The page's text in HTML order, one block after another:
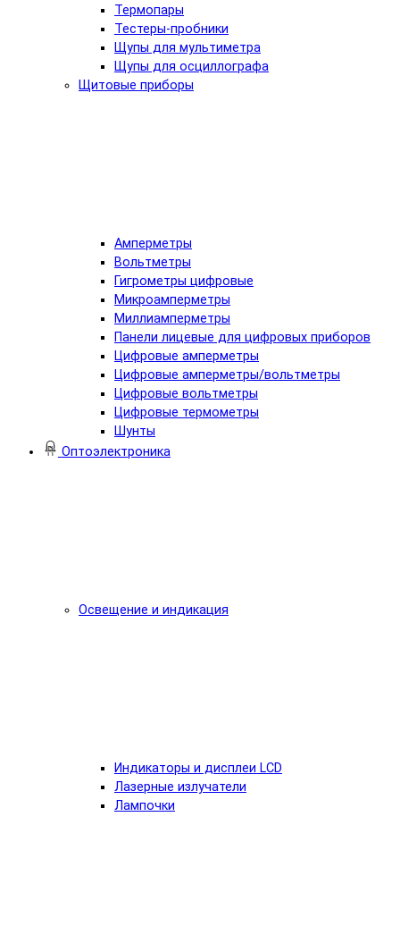
Термопары
Тестеры-пробники
Щупы для мультиметра
Щупы для осциллографа
Щитовые приборы
Амперметры
Вольтметры
Гигрометры цифровые
Микроамперметры
Миллиамперметры
Панели лицевые для цифровых приборов
Цифровые амперметры
Цифровые амперметры/вольтметры
Цифровые вольтметры
Цифровые термометры
Шунты
Оптоэлектроника
Освещение и индикация
Индикаторы и дисплеи LCD
Лазерные излучатели
Лампочки